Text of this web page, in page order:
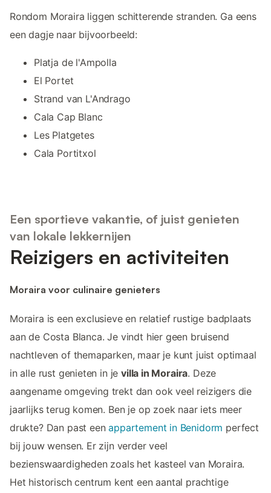
Rondom Moraira liggen schitterende stranden. Ga eens
een dagje naar bijvoorbeeld:
Platja de l'Ampolla
El Portet
Strand van L'Andrago
Cala Cap Blanc
Les Platgetes
Cala Portitxol
Een sportieve vakantie, of juist genieten
van lokale lekkernijen
Reizigers en activiteiten
Moraira voor culinaire genieters
Moraira is een exclusieve en relatief rustige badplaats
aan de Costa Blanca. Je vindt hier geen bruisend
nachtleven of themaparken, maar je kunt juist optimaal
in alle rust genieten in jevilla in Moraira. Deze
aangename omgeving trekt dan ook veel reizigers die
jaarlijks terug komen. Ben je op zoek naar iets meer
drukte? Dan past eenappartement in Benidorm perfect
bij jouw wensen. Er zijn verder veel
bezienswaardigheden zoals het kasteel van Moraira.
Het historisch centrum kent een aantal prachtige